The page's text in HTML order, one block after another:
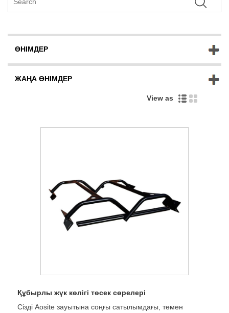
ӨНІМДЕР
ЖАҢА ӨНІМДЕР
View as
Құбырлы жүк көлігі төсек сөрелері
Сізді Aosite зауытына соңғы сатылымдағы, төмен